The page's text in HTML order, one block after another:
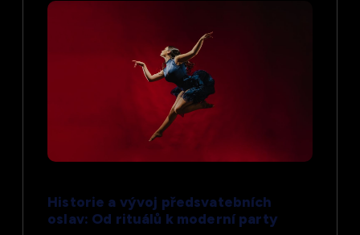
Historie a vývoj předsvatebních
oslav: Od rituálů k moderní party